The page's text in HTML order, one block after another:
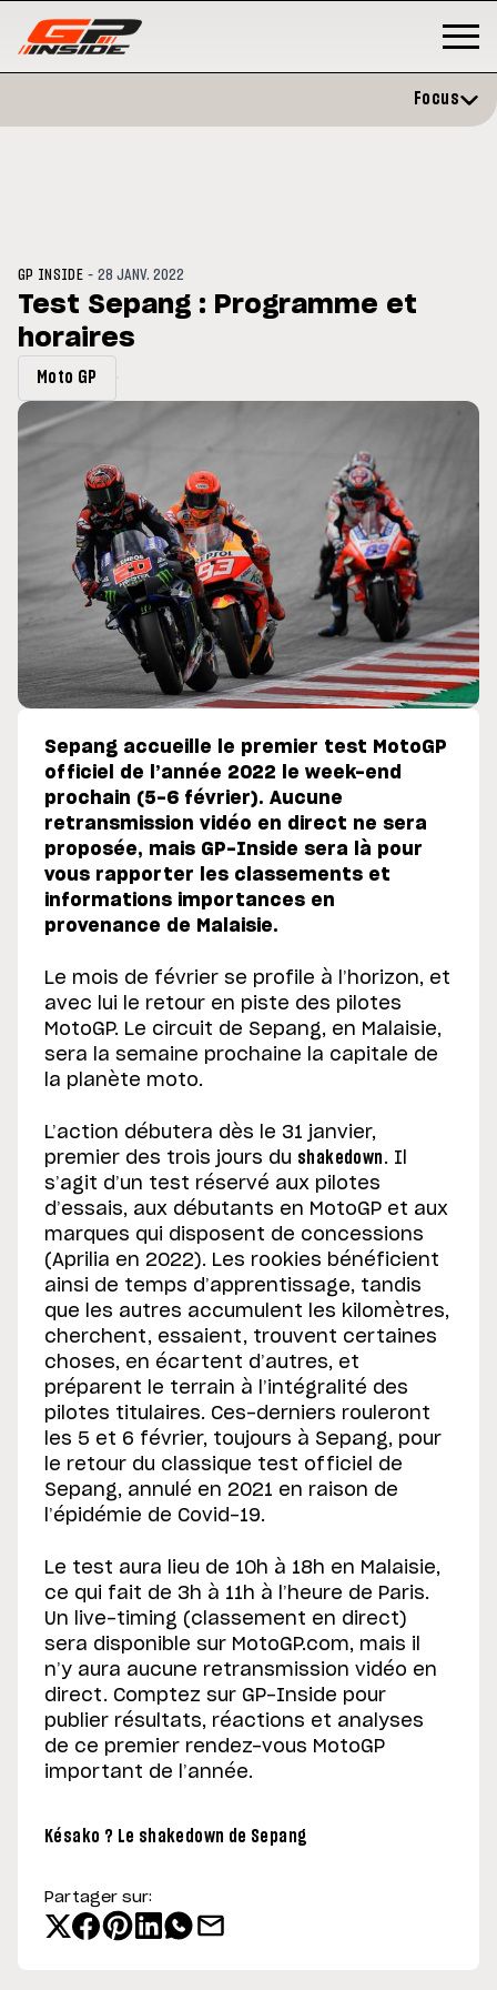
du GP de Grande-
Focus
GP INSIDE -28 JANV. 2022
Test Sepang : Programme et
horaires
Moto GP
Sepang accueille le premier test MotoGP
officiel de l’année 2022 le week-end
prochain (5-6 février). Aucune
retransmission vidéo en direct ne sera
proposée, mais GP-Inside sera là pour
vous rapporter les classements et
informations importances en
provenance de Malaisie.
Le mois de février se profile à l’horizon, et
avec lui le retour en piste des pilotes
MotoGP. Le circuit de Sepang, en Malaisie,
sera la semaine prochaine la capitale de
la planète moto.
L’action débutera dès le 31 janvier,
premier des trois jours du shakedown. Il
s’agit d’un test réservé aux pilotes
d’essais, aux débutants en MotoGP et aux
marques qui disposent de concessions
(Aprilia en 2022). Les rookies bénéficient
ainsi de temps d’apprentissage, tandis
que les autres accumulent les kilomètres,
cherchent, essaient, trouvent certaines
choses, en écartent d’autres, et
préparent le terrain à l’intégralité des
pilotes titulaires. Ces-derniers rouleront
les 5 et 6 février, toujours à Sepang, pour
le retour du classique test officiel de
Sepang, annulé en 2021 en raison de
l’épidémie de Covid-19.
Le test aura lieu de 10h à 18h en Malaisie,
ce qui fait de 3h à 11h à l’heure de Paris.
Un live-timing (classement en direct)
sera disponible sur MotoGP.com, mais il
n’y aura aucune retransmission vidéo en
direct. Comptez sur GP-Inside pour
publier résultats, réactions et analyses
de ce premier rendez-vous MotoGP
important de l’année.
Késako ? Le shakedown de Sepang
Partager sur: